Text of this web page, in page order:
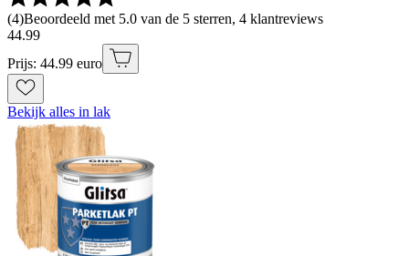
(4)Beoordeeld met 5.0 van de 5 sterren, 4 klantreviews
44.99
Prijs: 44.99 euro
Bekijk alles in lak